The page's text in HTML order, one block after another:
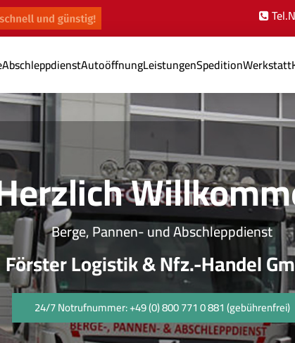
AbschleppdienstAutoöffnungLeistungenSpeditionWerkstatt
Berge, Pannen- und Abschleppdienst
Förster Logistik & Nfz.-Handel
24/7 Notrufnummer: +49 (0) 800 771 0 881 (gebührenfrei)